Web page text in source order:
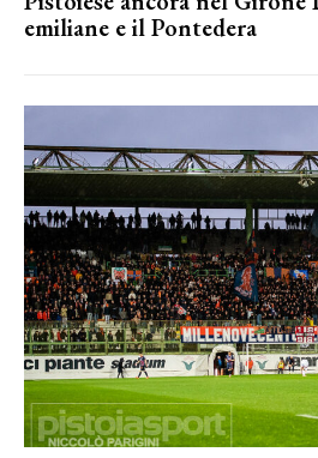
emiliane e il Pontedera